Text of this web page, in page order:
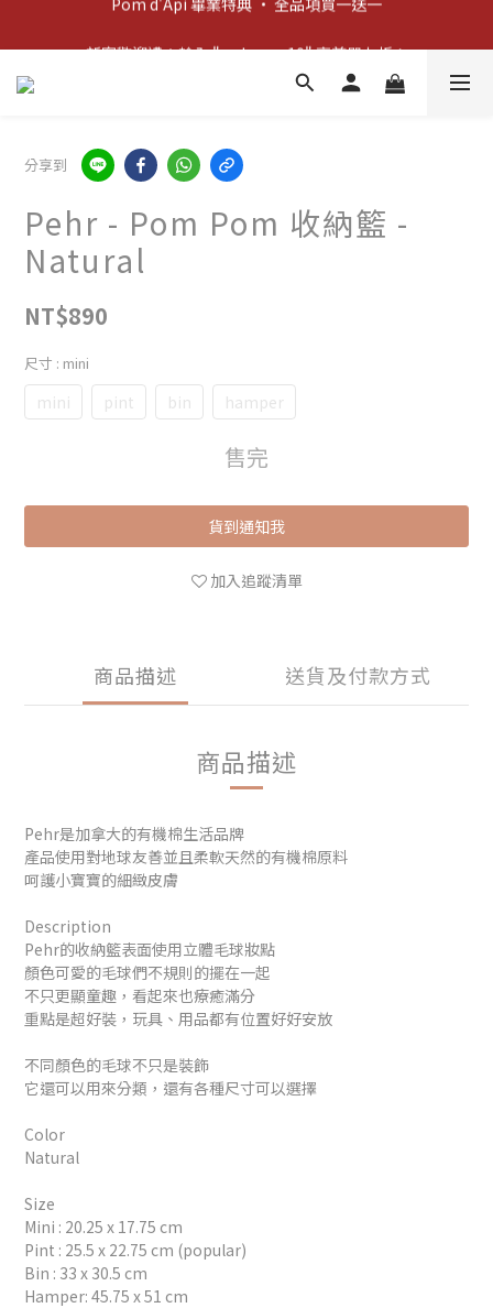
新客歡迎禮：輸入 "welcome10" 享首單九折！
分享到
Pehr - Pom Pom 收納籃 -
Natural
NT$890
尺寸 : mini
mini pint bin hamper
售完
貨到通知我
加入追蹤清單
商品描述 送貨及付款方式
商品描述
Pehr是加拿大的有機棉生活品牌
產品使用對地球友善並且柔軟天然的有機棉原料
呵護小寶寶的細緻皮膚
Description
Pehr的收納籃表面使用立體毛球妝點
顏色可愛的毛球們不規則的擺在一起
不只更顯童趣，看起來也療癒滿分
重點是超好裝，玩具、用品都有位置好好安放
不同顏色的毛球不只是裝飾
它還可以用來分類，還有各種尺寸可以選擇
Color
Natural
Size
Mini : 20.25 x 17.75 cm
Pint : 25.5 x 22.75 cm (popular)
Bin : 33 x 30.5 cm
Hamper: 45.75 x 51 cm